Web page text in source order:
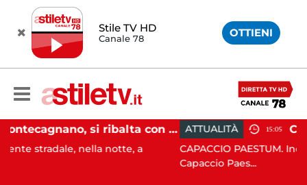
Stile TV HD
Canale 78 OTTIENI
Pontecagnano, si ribalta con l'auto alla rotatoria: giovane ferito
a
ATTUALITÀ 15:05
CAPACCIO PAESTUM. Incisiva azione del